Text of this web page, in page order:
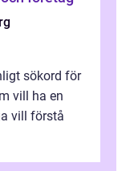
sökord för
vill ha en
vill förstå